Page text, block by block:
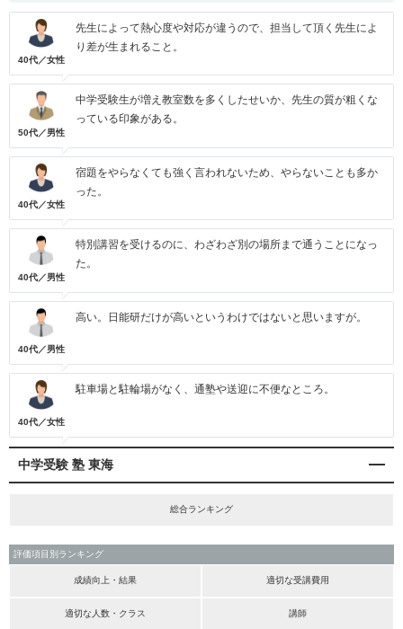
40代／女性
先生によって熱心度や対応が違うので、担当して頂く先生によ
り差が生まれること。
50代／男性
中学受験生が増え教室数を多くしたせいか、先生の質が粗くな
っている印象がある。
40代／女性
宿題をやらなくても強く言われないため、やらないことも多か
った。
40代／男性
特別講習を受けるのに、わざわざ別の場所まで通うことになっ
た。
40代／男性
高い。日能研だけが高いというわけではないと思いますが。
40代／女性
駐車場と駐輪場がなく、通塾や送迎に不便なところ。
中学受験 塾 東海
総合ランキング
評価項目別ランキング
成績向上・結果 適切な受講費用
適切な人数・クラス 講師